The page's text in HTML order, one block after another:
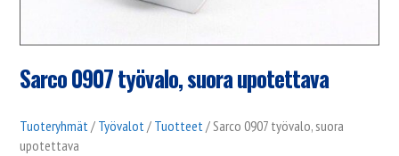
Sarco 0907 työvalo, suora upotettava
Tuoteryhmät/ Työvalot/ Tuotteet/ Sarco 0907 työvalo, suora
upotettava